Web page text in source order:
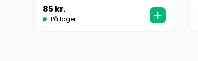
85 kr.
På lager